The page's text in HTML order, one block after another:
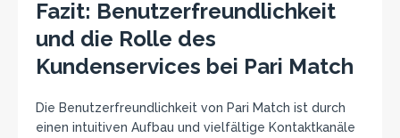
Fazit: Benutzerfreundlichkeit
und die Rolle des
Kundenservices bei Pari Match
Die Benutzerfreundlichkeit von Pari Match ist durch
einen intuitiven Aufbau und vielfältige Kontaktkanäle